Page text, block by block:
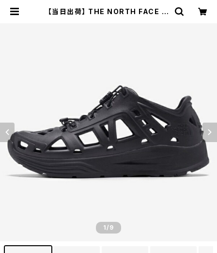
【当日出荷】 THE NORTH FACE ザ
1/9